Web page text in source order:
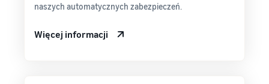
naszych automatycznych zabezpieczeń.
Więcej informacji